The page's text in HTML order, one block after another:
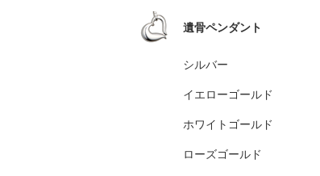
遺骨ペンダント
シルバー
イエローゴールド
ホワイトゴールド
ローズゴールド